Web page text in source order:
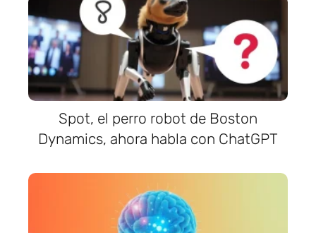
Spot, el perro robot de Boston
Dynamics, ahora habla con ChatGPT